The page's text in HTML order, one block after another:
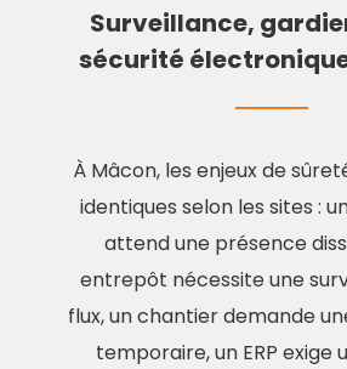
Surveillance,
sécurité
À Mâcon, les enjeux de
identiques selon les sites :
attend une présence
entrepôt nécessite une
flux, un chantier demande
temporaire, un ERP exige